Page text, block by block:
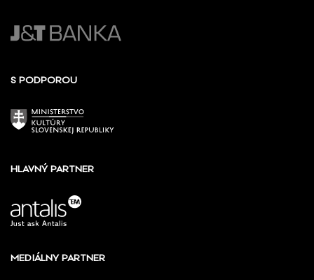
S PODPOROU
HLAVNÝ PARTNER
MEDIÁLNY PARTNER